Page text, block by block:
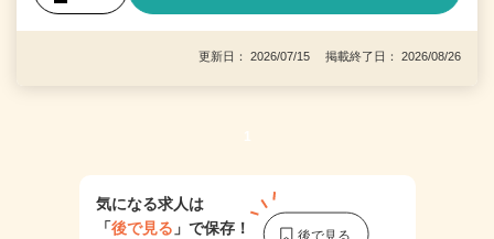
更新日： 2026/07/15 掲載終了日： 2026/08/26
1
気になる求人は
「後で見る 」で保存！